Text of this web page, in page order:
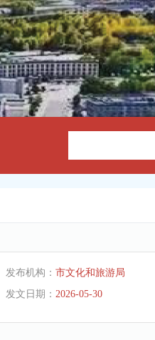
发布机构： 市文化和旅游局
发文日期： 2026-05-30